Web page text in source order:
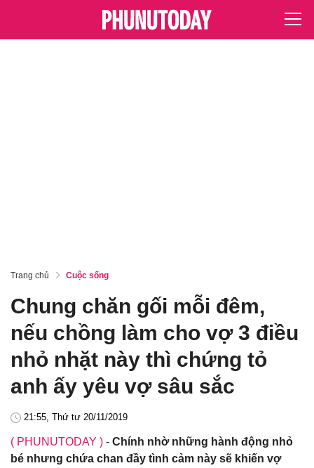
Trang chủ Cuộc sống
Chung chăn gối mỗi đêm,
nếu chồng làm cho vợ 3 điều
nhỏ nhặt này thì chứng tỏ
anh ấy yêu vợ sâu sắc
21:55, Thứ tư 20/11/2019
( PHUNUTODAY ) - Chính nhờ những hành động nhỏ
bé nhưng chứa chan đầy tình cảm này sẽ khiến vợ